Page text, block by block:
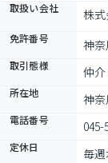
取扱い会社 株
免許番号 神奈
取引態様 仲介
所在地 神
電話番号 045-
定休日 毎